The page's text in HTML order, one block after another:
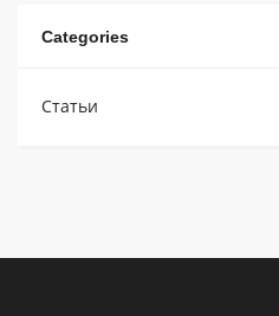
Categories
Статьи